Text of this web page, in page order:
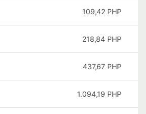
109,42 PHP
218,84 PHP
437,67 PHP
1.094,19 PHP